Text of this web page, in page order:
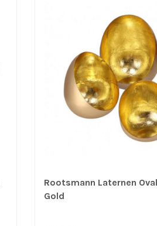
Rootsmann Laternen
Gold